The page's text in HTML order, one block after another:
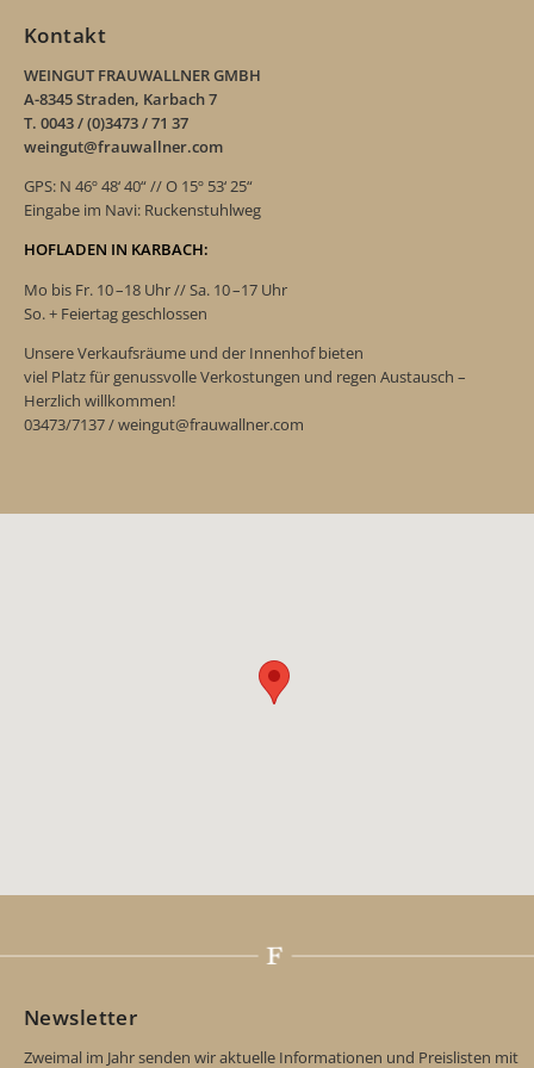
Kontakt
WEINGUT FRAUWALLNER GMBH
A-8345 Straden, Karbach 7
T. 0043 / (0)3473 / 71 37
weingut@frauwallner.com
GPS: N 46º 48‘ 40“ // O 15º 53‘ 25“
Eingabe im Navi: Ruckenstuhlweg
HOFLADEN IN KARBACH:
Mo bis Fr. 10 –18 Uhr // Sa. 10 –17 Uhr
So. + Feiertag geschlossen
Unsere Verkaufsräume und der Innenhof bieten
viel Platz für genussvolle Verkostungen und regen Austausch –
Herzlich willkommen!
03473/7137 / weingut@frauwallner.com
Newsletter
Zweimal im Jahr senden wir aktuelle Informationen und Preislisten mit